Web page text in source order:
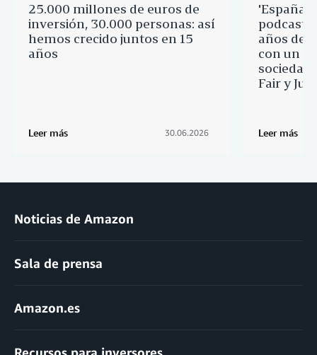
25.000 millones de euros de
inversión, 30.000 personas: así
hemos crecido juntos en 15
años
Leer más 30.06.2026
'España
podcast
años de
con un
sociedad
Fair y
Leer más
Noticias de Amazon
Sala de prensa
Amazon.es